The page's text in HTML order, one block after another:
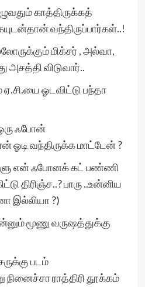
காத்திருக்கத்
வந்திருப்பார்கள்..!
மிக்சர் , அல்வா,
அசத்தி விடுவார்..
ஏ.சி.யை ஓடவிட்டு பந்தா
ஃபோன்
ஓடி வந்திருக்க மாட்டேன் ?
என் ஃபோனக் கட் பண்ணி
திரிஞ்ச..? பாரு ..உன்னிய
இல்லியா ?)
மூணு வருஷத்துக்கு
படம்
ராத்திரி தூக்கம்